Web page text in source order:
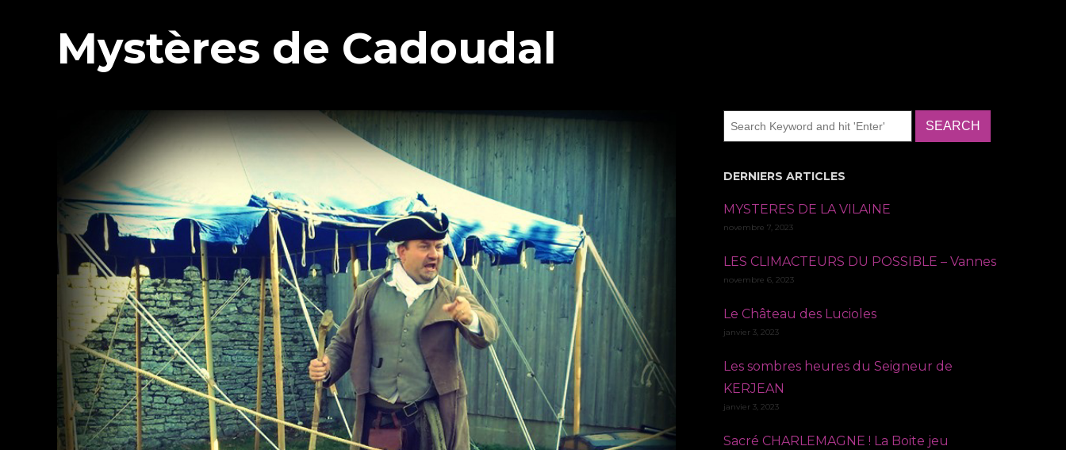
Mystères de Cadoudal
DERNIERS ARTICLES
MYSTERES DE LA VILAINE
novembre 7, 2023
LES CLIMACTEURS DU POSSIBLE – Vannes
novembre 6, 2023
Le Château des Lucioles
janvier 3, 2023
Les sombres heures du Seigneur de
KERJEAN
janvier 3, 2023
Sacré CHARLEMAGNE ! La Boite jeu